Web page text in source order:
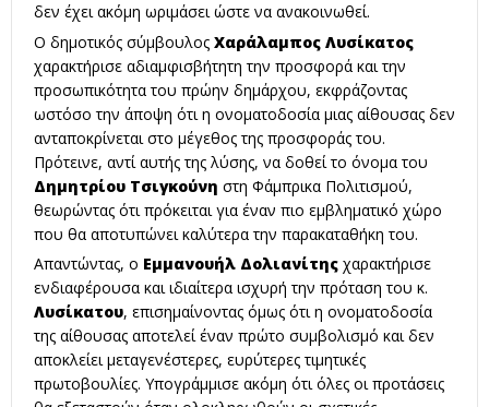
δεν έχει ακόμη ωριμάσει ώστε να ανακοινωθεί.
Ο δημοτικός σύμβουλος Χαράλαμπος Λυσίκατος
χαρακτήρισε αδιαμφισβήτητη την προσφορά και την
προσωπικότητα του πρώην δημάρχου, εκφράζοντας
ωστόσο την άποψη ότι η ονοματοδοσία μιας αίθουσας δεν
ανταποκρίνεται στο μέγεθος της προσφοράς του.
Πρότεινε, αντί αυτής της λύσης, να δοθεί το όνομα του
Δημητρίου Τσιγκούνη στη Φάμπρικα Πολιτισμού,
θεωρώντας ότι πρόκειται για έναν πιο εμβληματικό χώρο
που θα αποτυπώνει καλύτερα την παρακαταθήκη του.
Απαντώντας, ο Εμμανουήλ Δολιανίτης χαρακτήρισε
ενδιαφέρουσα και ιδιαίτερα ισχυρή την πρόταση του κ.
Λυσίκατου, επισημαίνοντας όμως ότι η ονοματοδοσία
της αίθουσας αποτελεί έναν πρώτο συμβολισμό και δεν
αποκλείει μεταγενέστερες, ευρύτερες τιμητικές
πρωτοβουλίες. Υπογράμμισε ακόμη ότι όλες οι προτάσεις